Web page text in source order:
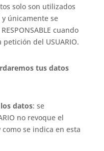
solo son utilizados
únicamente se
cuando
del USUARIO.
tus datos
datos: se
no revoque el
se indica en esta